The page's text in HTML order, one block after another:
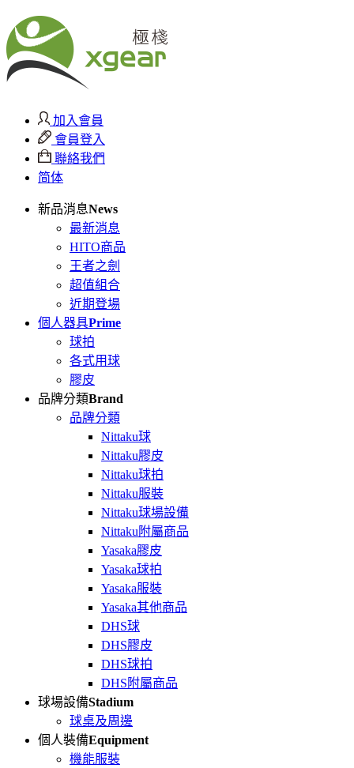
加入會員
會員登入
聯絡我們
简体
新品消息News
最新消息
HITO商品
王者之劍
超值組合
近期登場
個人器具Prime
球拍
各式用球
膠皮
品牌分類Brand
品牌分類
Nittaku球
Nittaku膠皮
Nittaku球拍
Nittaku服裝
Nittaku球場設備
Nittaku附屬商品
Yasaka膠皮
Yasaka球拍
Yasaka服裝
Yasaka其他商品
DHS球
DHS膠皮
DHS球拍
DHS附屬商品
球場設備Stadium
球桌及周邊
個人裝備Equipment
機能服裝